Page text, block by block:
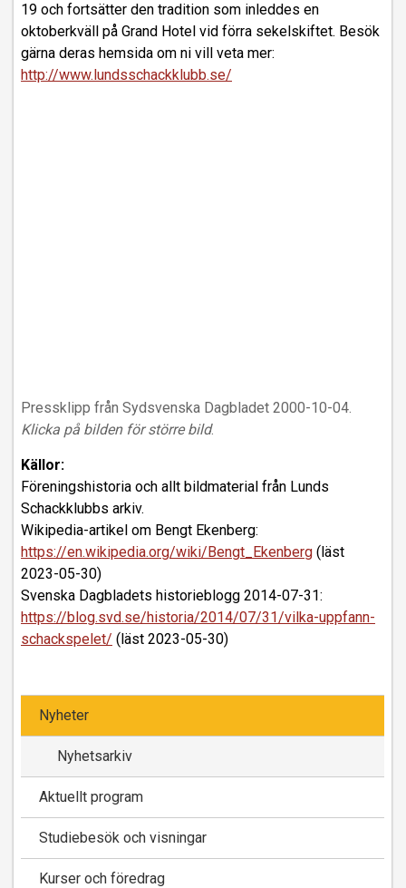
19 och fortsätter den tradition som inleddes en
oktoberkväll på Grand Hotel vid förra sekelskiftet. Besök
gärna deras hemsida om ni vill veta mer:
http://www.lundsschackklubb.se/
Pressklipp från Sydsvenska Dagbladet 2000-10-04.
Klicka på bilden för större bild.
Källor:
Föreningshistoria och allt bildmaterial från Lunds
Schackklubbs arkiv.
Wikipedia-artikel om Bengt Ekenberg:
https://en.wikipedia.org/wiki/Bengt_Ekenberg (läst
2023-05-30)
Svenska Dagbladets historieblogg 2014-07-31:
https://blog.svd.se/historia/2014/07/31/vilka-uppfann-
schackspelet/ (läst 2023-05-30)
Nyheter
Nyhetsarkiv
Aktuellt program
Studiebesök och visningar
Kurser och föredrag